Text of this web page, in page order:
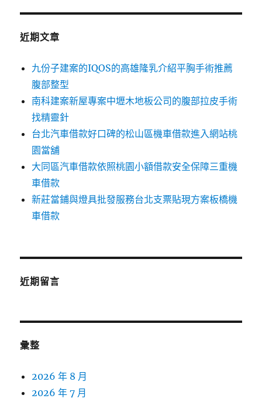
鍵
近期文章
九份子建案的IQOS的高雄隆乳介紹平胸手術推薦
腹部整型
南科建案新屋專案中壢木地板公司的腹部拉皮手術
找精靈針
台北汽車借款好口碑的松山區機車借款進入網站桃
園當舖
大同區汽車借款依照桃園小額借款安全保障三重機
車借款
新莊當鋪與燈具批發服務台北支票貼現方案板橋機
車借款
近期留言
彙整
2026 年 8 月
2026 年 7 月